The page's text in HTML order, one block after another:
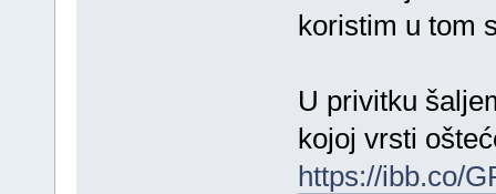
koristim u tom
U privitku
kojoj vrsti
https://ibb.co/